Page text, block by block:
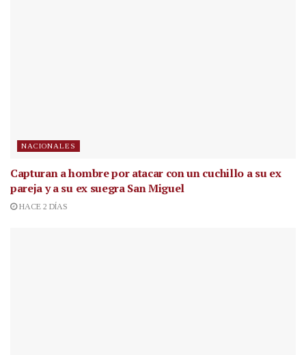
NACIONALES
Capturan a hombre por atacar con un cuchillo a su ex
pareja y a su ex suegra San Miguel
HACE 2 DÍAS